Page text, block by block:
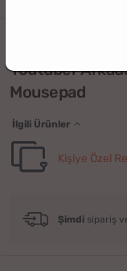
Youtuber
Mousepad
İlgili Ürünler
Kişiye Özel
Şimdi sipariş